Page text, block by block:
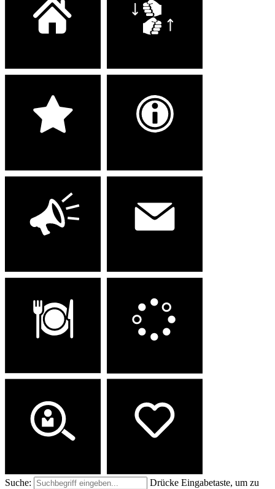
Suche:
Drücke Eingabetaste, um zu